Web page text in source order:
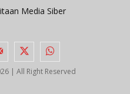
Media Siber
| All Right Reserved